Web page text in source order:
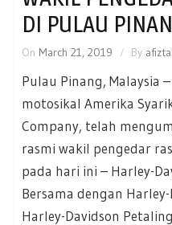
DI PULAU
On March 21, 2019 By
Pulau Pinang, Malaysia
motosikal Amerika
Company, telah
rasmi wakil pengedar
pada hari ini – Harley-
Bersama dengan
Harley-Davidson